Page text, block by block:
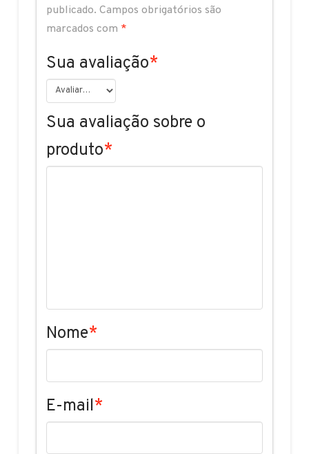
publicado. Campos obrigatórios são
marcados com *
Sua avaliação*
Sua avaliação sobre o
produto*
Nome*
E-mail*